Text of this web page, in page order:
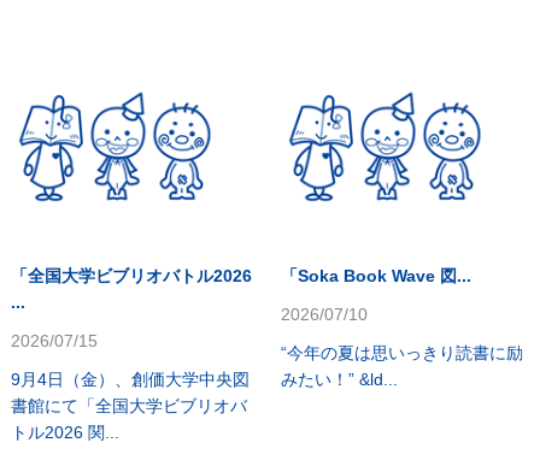
「全国大学ビブリオバトル2026
...
2026/07/15
9月4日（金）、創価大学中央図
書館にて「全国大学ビブリオバ
トル2026 関...
「Soka Book Wave 図...
2026/07/10
“今年の夏は思いっきり読書に励
みたい！” &ld...